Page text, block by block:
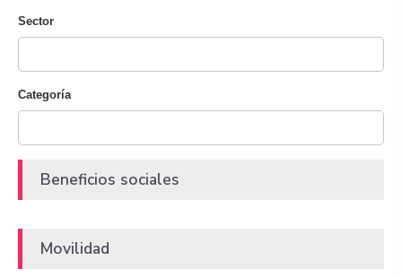
Sector
Categoría
Beneficios sociales
Movilidad